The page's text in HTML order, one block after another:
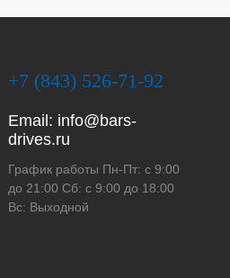
+7 (843) 526-71-92
Email: info@bars-
drives.ru
График работы Пн-Пт: с 9:00
до 21:00 Сб: с 9:00 до 18:00
Вс: Выходной